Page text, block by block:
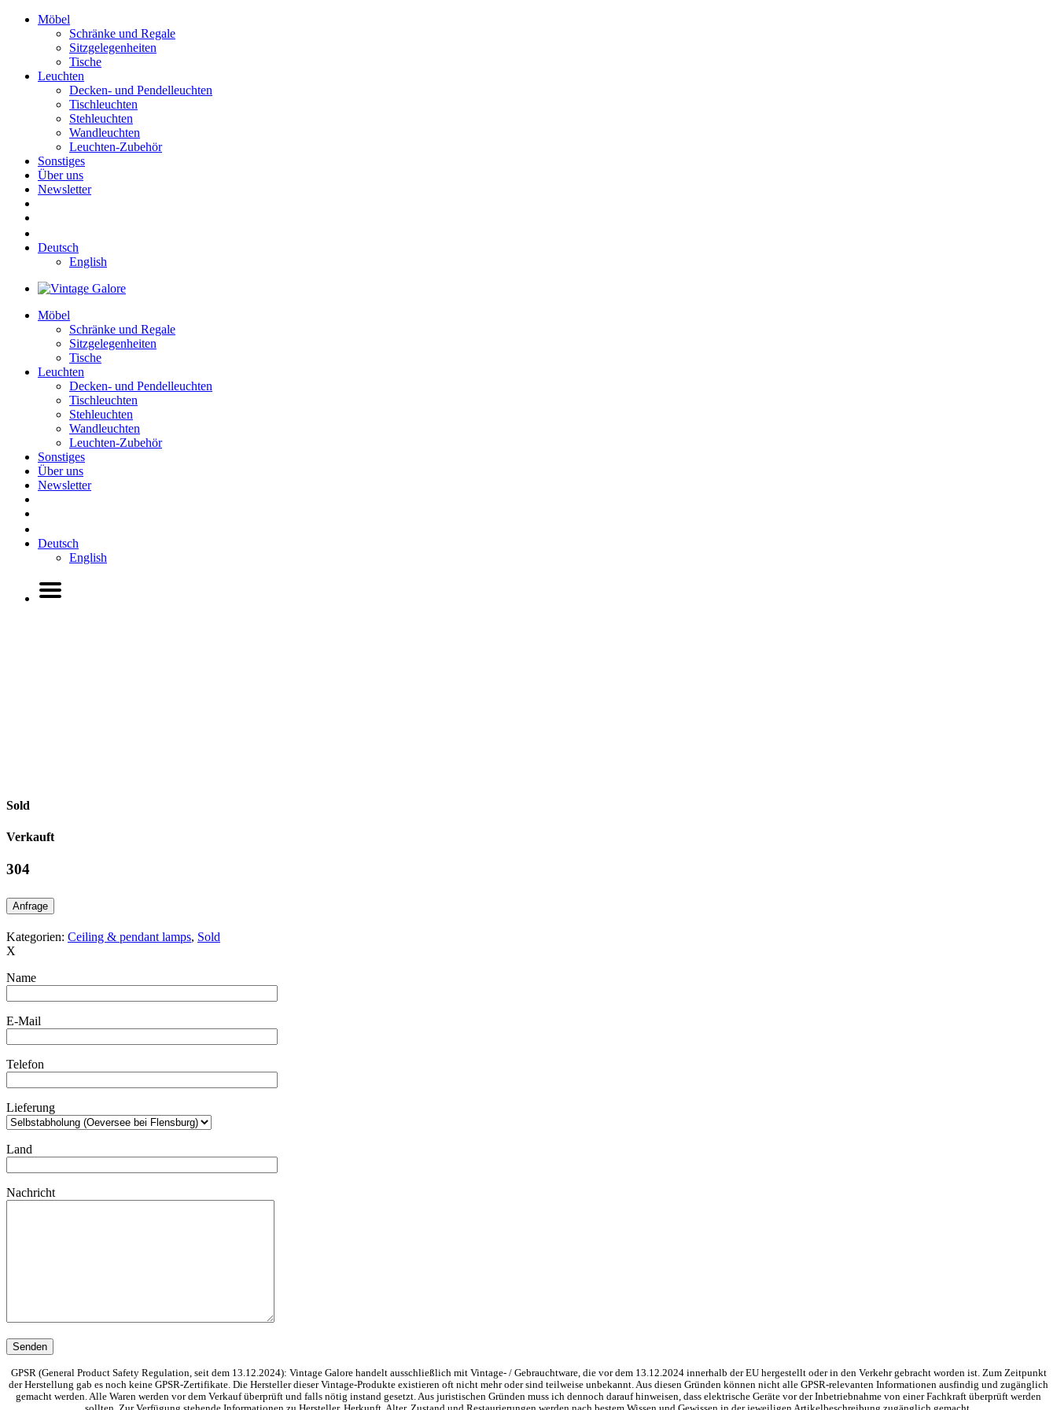
Möbel
Schränke und Regale
Sitzgelegenheiten
Tische
Leuchten
Decken- und Pendelleuchten
Tischleuchten
Stehleuchten
Wandleuchten
Leuchten-Zubehör
Sonstiges
Über uns
Newsletter
Deutsch
English
Möbel
Schränke und Regale
Sitzgelegenheiten
Tische
Leuchten
Decken- und Pendelleuchten
Tischleuchten
Stehleuchten
Wandleuchten
Leuchten-Zubehör
Sonstiges
Über uns
Newsletter
Deutsch
English
Sold
Verkauft
304
Anfrage
Kategorien: Ceiling & pendant lamps, Sold
X
Name
E-Mail
Telefon
Lieferung
Land
Nachricht
GPSR (General Product Safety Regulation, seit dem 13.12.2024): Vintage Galore handelt ausschließlich mit Vintage- / Gebrauchtware, die vor dem 13.12.2024 innerhalb der EU hergestellt oder in den Verkehr gebracht worden ist. Zum Zeitpunkt
der Herstellung gab es noch keine GPSR-Zertifikate. Die Hersteller dieser Vintage-Produkte existieren oft nicht mehr oder sind teilweise unbekannt. Aus diesen Gründen können nicht alle GPSR-relevanten Informationen ausfindig und zugänglich
gemacht werden. Alle Waren werden vor dem Verkauf überprüft und falls nötig instand gesetzt. Aus juristischen Gründen muss ich dennoch darauf hinweisen, dass elektrische Geräte vor der Inbetriebnahme von einer Fachkraft überprüft werden